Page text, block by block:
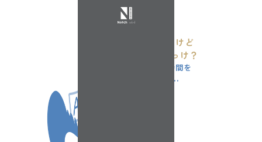
そろそろ発注したいけど
最新データはどこだっけ？
データ探しに無駄な時間を
費やしてしまった...